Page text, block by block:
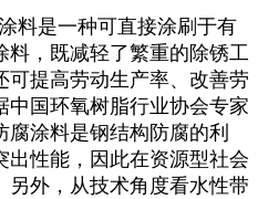
料是一种可直接涂刷于有
，既减轻了繁重的除锈工
可提高劳动生产率、改善劳
中国环氧树脂行业协会专家
涂料是钢结构防腐的利
出性能，因此在资源型社会
另外，从技术角度看水性带